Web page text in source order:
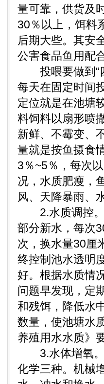
量可靠，供货及
30％以上，饵料
后期大些。其安
公害食品鱼用配
投喂要做到“四
每天在固定时间
定位就是在池塘
料饲料以扇形喷
新鲜、不霉变、
量就是按鱼摄食
3％~5％，每次
况，水质肥瘦，
风、天降暴雨、
2.水质调控。
部分新水，每次
次，换水量30厘
终控制池水透明
好。根据水质情
问题早发现，定
和残饵，降低水
数量，使池塘水
养殖用水水质》
3.水体增氧。
化学三种。机械